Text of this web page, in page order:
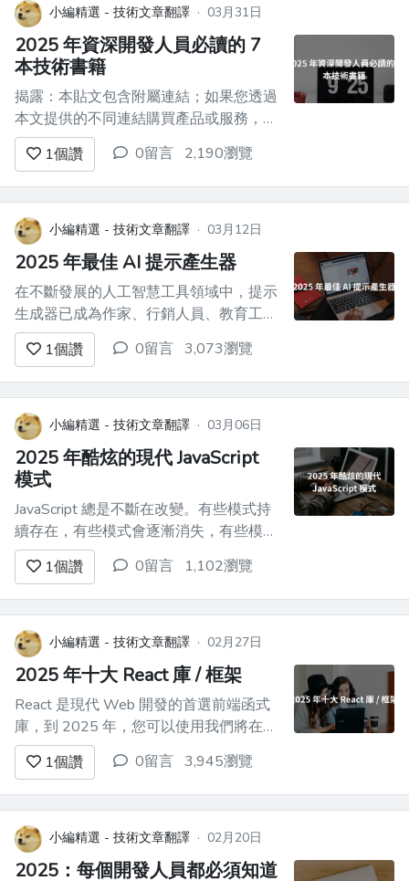
效率。 --- 為什麼這些工具在2025年很
重要 ---------...
小編精選 - 技術文章翻譯 · 03月31日
2025 年資深開發人員必讀的 7
本技術書籍
揭露：本貼文包含附屬連結；如果您透過
本文提供的不同連結購買產品或服務，我
可能會收到報酬。 ![適合資深開發人員和
DevOps 的最佳技術書籍](https://dev-to-
uploads.s3.amazonaws.com/uploads/articles/
1個讚 0留言 2,190瀏覽
小編精選 - 技術文章翻譯 · 03月12日
2025 年最佳 AI 提示產生器
在不斷發展的人工智慧工具領域中，提示
生成器已成為作家、行銷人員、教育工作
者和創意專業人士的重要夥伴。這些專門
的工具有助於彌合人類創造力和人工智慧
能力之間的差距，提供結構化的指導，將
模糊的想法轉化為強大的、有針對性的提
示。 作為一個花了無數時間盯著空白螢
幕的人，我開始意識到正確的提示可以帶
來多大...
1個讚 0留言 3,073瀏覽
小編精選 - 技術文章翻譯 · 03月06日
2025 年酷炫的現代 JavaScript
模式
JavaScript 總是不斷在改變。有些模式持
續存在，有些模式會逐漸消失，有些模式
會演變成我們從未見過的東西。 以下是
JavaScript 模式的**細分**。 ### 1.**模
式匹配（早期提案階段，但很有前景）**
想想`switch`語句——但要更好。模式匹
配受到 Has...
1個讚 0留言 1,102瀏覽
小編精選 - 技術文章翻譯 · 02月27日
2025 年十大 React 庫 / 框架
React 是現代 Web 開發的首選前端函式
庫，到 2025 年，您可以使用我們將在本
文中探索的生態系統中的一些強大工具。
無論您是經驗豐富的開發人員還是剛起
步，使用正確的函式庫都可以節省時間、
優化效能並增強使用者體驗。 在本文
中，我們將探討**2025 年排名前 10 名
的 Reac...
1個讚 0留言 3,945瀏覽
小編精選 - 技術文章翻譯 · 02月20日
2025：每個開發人員都必須知道